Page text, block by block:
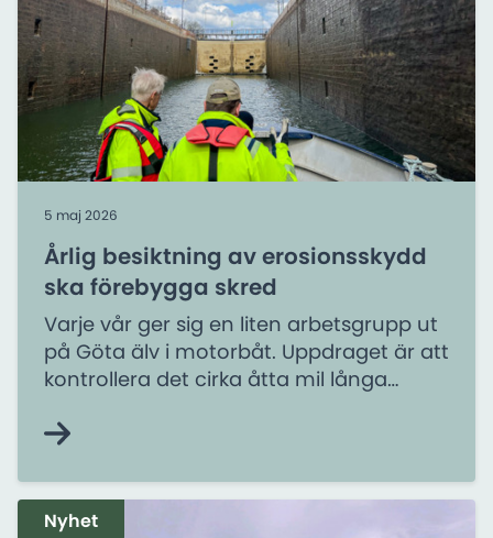
5 maj 2026
Årlig besiktning av erosionsskydd
ska förebygga skred
Varje vår ger sig en liten arbetsgrupp ut
på Göta älv i motorbåt. Uppdraget är att
kontrollera det cirka åtta mil långa
skyddat Göta älvs stränder.
Nyhet